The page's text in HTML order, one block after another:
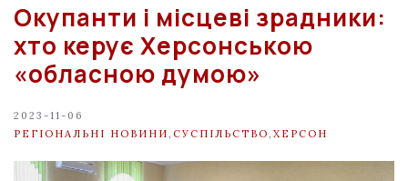
Окупанти і місцеві зрадники:
хто керує Херсонською
«обласною думою»
2023-11-06
РЕГІОНАЛЬНІ НОВИНИ СУСПІЛЬСТВО ХЕРСОН